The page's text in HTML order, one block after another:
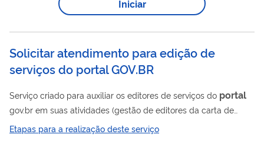
ainda não migrados para oPortalOperadoras, que são:
Iniciar
Solicitar atendimento para edição de
serviços do portal GOV.BR
Serviço criado para auxiliar os editores de serviços do portal
gov.br em suas atividades (gestão de editores da carta de
serviços, publicação ou despublicação de um serviço, dentre
outros).
Etapas para a realização deste serviço